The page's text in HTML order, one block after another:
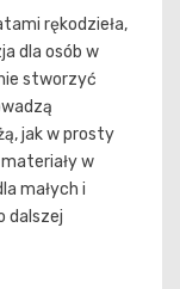
rękodzieła,
dla osób w
stworzyć
jak w prosty
w
małych i
dalszej